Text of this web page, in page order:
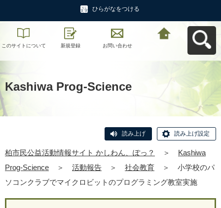
ひらがなをつける
このサイトについて 新規登録 お問い合わせ
Kashiwa Prog-Science
読み上げ 読み上げ設定
柏市民公益活動情報サイト かしわん、ぽっ？ ＞
Kashiwa
Prog-Science
＞ 活動報告 ＞ 社会教育 ＞
小学校のパ
ソコンクラブでマイクロビットのプログラミング教室実施